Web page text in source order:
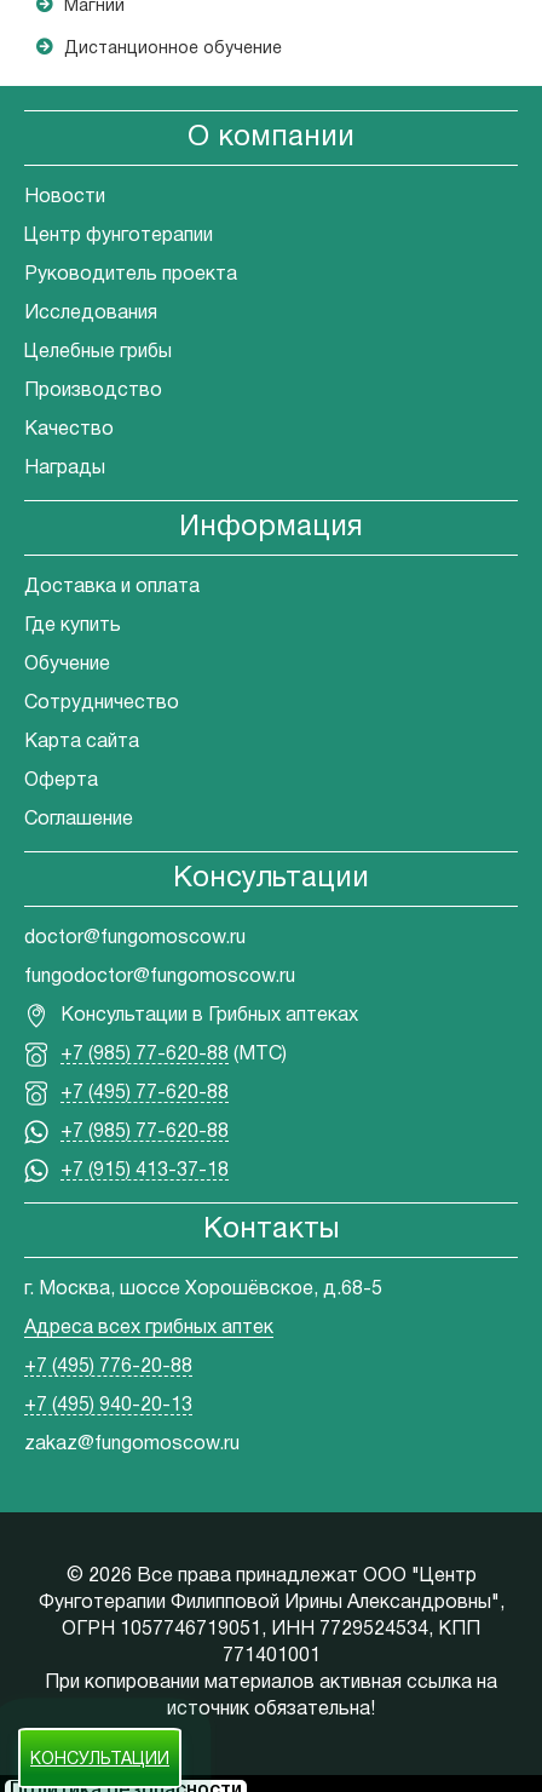
Магний
Дистанционное обучение
О компании
Новости
Центр фунготерапии
Руководитель проекта
Исследования
Целебные грибы
Производство
Качество
Награды
Информация
Доставка и оплата
Где купить
Обучение
Сотрудничество
Карта сайта
Оферта
Соглашение
Консультации
doctor@fungomoscow.ru
fungodoctor@fungomoscow.ru
Консультации в Грибных аптеках
+7 (985) 77-620-88 (МТС)
+7 (495) 77-620-88
+7 (985) 77-620-88
+7 (915) 413-37-18
Контакты
г. Москва, шоссе Хорошёвское, д.68-5
Адреса всех грибных аптек
+7 (495) 776-20-88
+7 (495) 940-20-13
zakaz@fungomoscow.ru
© 2026 Все права принадлежат ООО "Центр
Фунготерапии Филипповой Ирины Александровны",
ОГРН 1057746719051, ИНН 7729524534, КПП
771401001
При копировании материалов активная ссылка на
источник обязательна!
КОНСУЛЬТАЦИИ